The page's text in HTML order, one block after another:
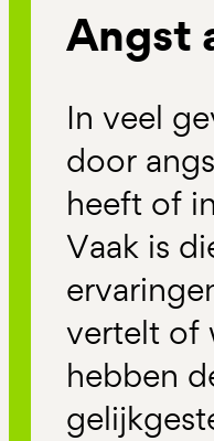
Angst
In veel
door
heeft of
Vaak is
vertelt of
hebben